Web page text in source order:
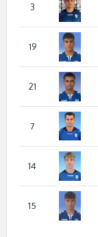
3
19
21
7
14
15